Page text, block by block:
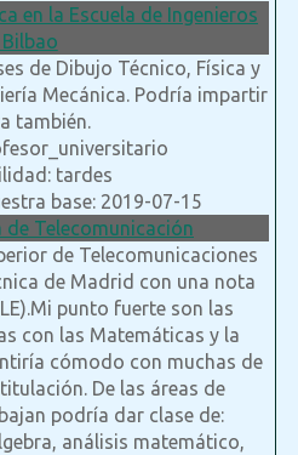
en la Escuela de Ingenieros
de Dibujo Técnico, Física y
Mecánica. Podría impartir
también.
tardes
base: 2019-07-15
de Telecomunicación
de Telecomunicaciones
de Madrid con una nota
punto fuerte son las
con las Matemáticas y la
cómodo con muchas de
De las áreas de
podría dar clase de:
análisis matemático,